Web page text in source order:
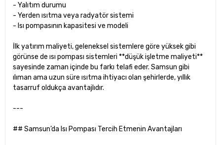
- Yalıtım durumu
- Yerden ısıtma veya radyatör sistemi
- Isı pompasının kapasitesi ve modeli
İlk yatırım maliyeti, geleneksel sistemlere göre yüksek gibi
görünse de ısı pompası sistemleri **düşük işletme maliyeti**
sayesinde zaman içinde bu farkı telafi eder. Samsun gibi
ılıman ama uzun süre ısıtma ihtiyacı olan şehirlerde, yıllık
tasarruf oldukça avantajlıdır.
---
## Samsun’da Isı Pompası Tercih Etmenin Avantajları